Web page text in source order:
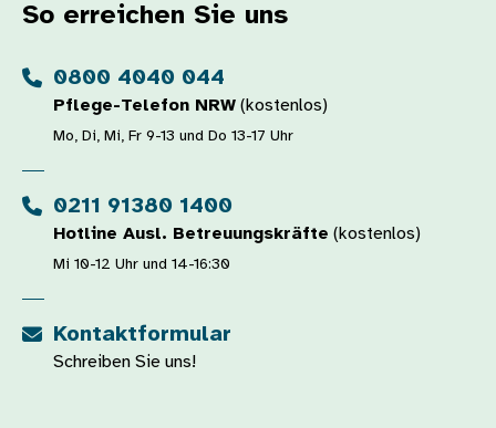
So erreichen Sie uns
0800 4040 044
Pflege-Telefon NRW (kostenlos)
Mo, Di, Mi, Fr 9-13 und Do 13-17 Uhr
0211 91380 1400
Hotline Ausl. Betreuungskräfte (kostenlos)
Mi 10-12 Uhr und 14-16:30
Kontaktformular
Schreiben Sie uns!